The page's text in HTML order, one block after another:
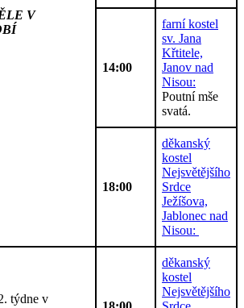
V
14:00
farní kostel
sv. Jana
Křtitele,
Janov nad
Nisou:
Poutní mše
svatá.
18:00
děkanský
kostel
Nejsvětějšího
Srdce
Ježíšova,
Jablonec nad
Nisou:
týdne v
děkanský
kostel
Nejsvětějšího